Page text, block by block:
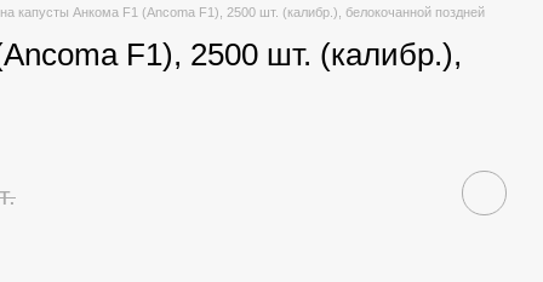
капусты Анкома F1 (Ancoma F1), 2500 шт. (калибр.), белокочанной поздней
F1), 2500 шт. (калибр.),